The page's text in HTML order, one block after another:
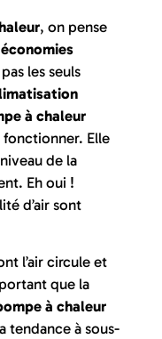
, on pense
économies
les seuls
à chaleur
fonctionner. Elle
de la
Eh oui !
d’air sont
l’air circule et
que la
à chaleur
tendance à sous-